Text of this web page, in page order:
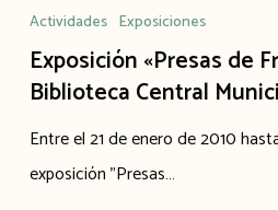
«Presas
de
Franco»
Biblioteca
Actividades Exposiciones
Exposición «Presas de
Biblioteca Central
Entre el 21 de enero de 2010
exposición "Presas…